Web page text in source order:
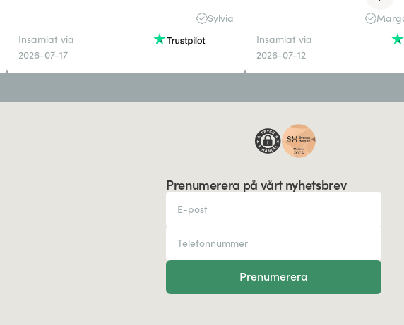
Sylvia
Insamlat via
2026-07-17
Insamlat via
2026-07-12
Prenumerera på vårt nyhetsbrev
Prenumerera